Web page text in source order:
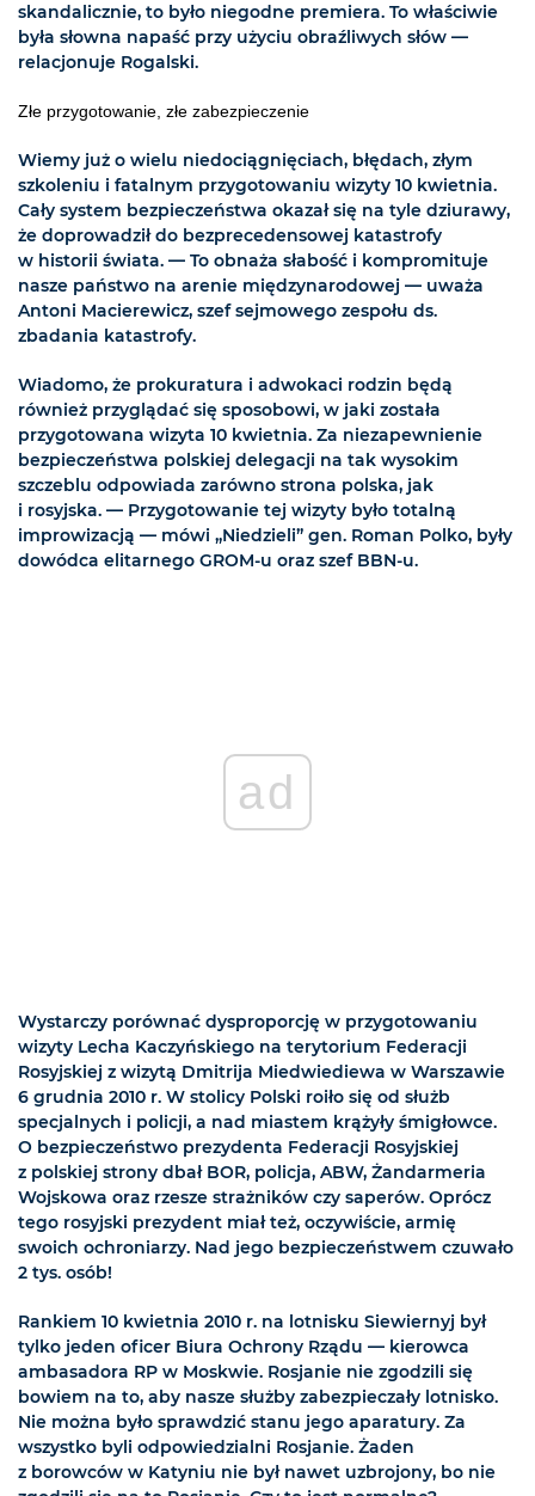
skandalicznie, to było niegodne premiera. To właściwie
była słowna napaść przy użyciu obraźliwych słów —
relacjonuje Rogalski.
Złe przygotowanie, złe zabezpieczenie
Wiemy już o wielu niedociągnięciach, błędach, złym
szkoleniu i fatalnym przygotowaniu wizyty 10 kwietnia.
Cały system bezpieczeństwa okazał się na tyle dziurawy,
że doprowadził do bezprecedensowej katastrofy
w historii świata. — To obnaża słabość i kompromituje
nasze państwo na arenie międzynarodowej — uważa
Antoni Macierewicz, szef sejmowego zespołu ds.
zbadania katastrofy.
Wiadomo, że prokuratura i adwokaci rodzin będą
również przyglądać się sposobowi, w jaki została
przygotowana wizyta 10 kwietnia. Za niezapewnienie
bezpieczeństwa polskiej delegacji na tak wysokim
szczeblu odpowiada zarówno strona polska, jak
i rosyjska. — Przygotowanie tej wizyty było totalną
improwizacją — mówi „Niedzieli” gen. Roman Polko, były
dowódca elitarnego GROM-u oraz szef BBN-u.
ad
Wystarczy porównać dysproporcję w przygotowaniu
wizyty Lecha Kaczyńskiego na terytorium Federacji
Rosyjskiej z wizytą Dmitrija Miedwiediewa w Warszawie
6 grudnia 2010 r. W stolicy Polski roiło się od służb
specjalnych i policji, a nad miastem krążyły śmigłowce.
O bezpieczeństwo prezydenta Federacji Rosyjskiej
z polskiej strony dbał BOR, policja, ABW, Żandarmeria
Wojskowa oraz rzesze strażników czy saperów. Oprócz
tego rosyjski prezydent miał też, oczywiście, armię
swoich ochroniarzy. Nad jego bezpieczeństwem czuwało
2 tys. osób!
Rankiem 10 kwietnia 2010 r. na lotnisku Siewiernyj był
tylko jeden oficer Biura Ochrony Rządu — kierowca
ambasadora RP w Moskwie. Rosjanie nie zgodzili się
bowiem na to, aby nasze służby zabezpieczały lotnisko.
Nie można było sprawdzić stanu jego aparatury. Za
wszystko byli odpowiedzialni Rosjanie. Żaden
z borowców w Katyniu nie był nawet uzbrojony, bo nie